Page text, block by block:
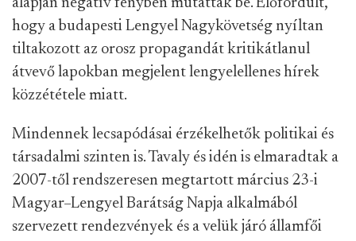
alapján negatív fényben mutatták be. Előfordult,
hogy a budapesti Lengyel Nagykövetség nyíltan
tiltakozott az orosz propagandát kritikátlanul
átvevő lapokban megjelent lengyelellenes hírek
közzététele miatt.
Mindennek lecsapódásai érzékelhetők politikai és
társadalmi szinten is. Tavaly és idén is elmaradtak a
2007-től rendszeresen megtartott március 23-i
Magyar–Lengyel Barátság Napja alkalmából
szervezett rendezvények és a velük járó államfői